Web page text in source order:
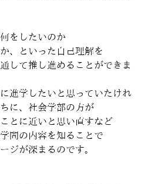
をしたいのか
、といった自己理解を
して推し進めることができま
進学したいと思っていたけれ
に、社会学部の方が
とに近いと思い直すなど
問の内容を知ることで
ジが深まるのです。